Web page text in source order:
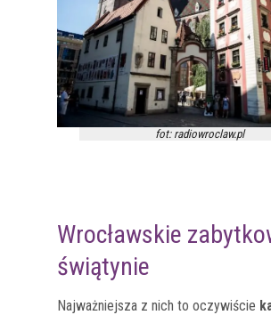
fot: radiowroclaw.pl
Wrocławskie
świątynie
Najważniejsza z nich to oczywiście